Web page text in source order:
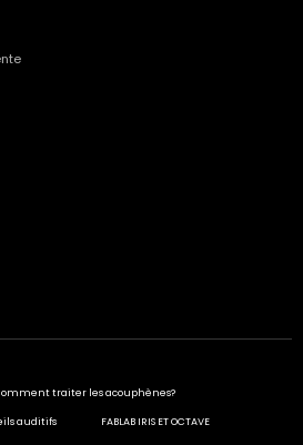
traiter les acouphènes?
auditifs FABLAB IRIS ET OCTAVE